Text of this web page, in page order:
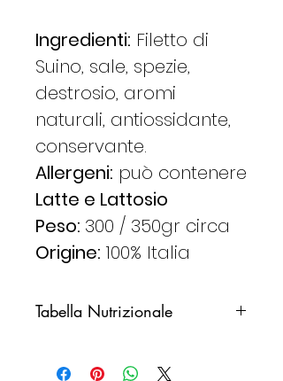
Ingredienti: Filetto di
Suino, sale, spezie,
destrosio, aromi
naturali, antiossidante,
conservante.
Allergeni: può contenere
Latte e Lattosio
Peso: 300 / 350gr circa
Origine: 100% Italia
Tabella Nutrizionale